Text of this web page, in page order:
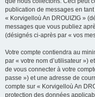
publication de messages en
« Korvigelloù An DROUIZIG »
messages que vous publiez
(désignés ci-après par « vos
Votre compte contiendra au
par « votre nom d’utilisateur »)
de vous connecter à votre
passe ») et une adresse de
compte sur « Korvigelloù An
protection des données